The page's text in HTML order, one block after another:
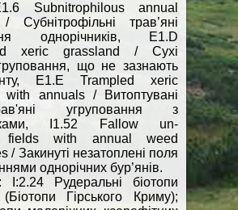
Subnitrophilous annual
Субнітрофільні трав’яні
однорічників, E1.D
xeric grassland / Сухі
що не зазнають
E1.E Trampled xeric
with annuals / Витоптувані
угруповання з
I1.52 Fallow un-
fields with annual weed
/ Закинуті незатоплені поля
однорічних бур’янів.
: I:2.24 Рудеральні біотопи
(Біотопи Гірського Криму);